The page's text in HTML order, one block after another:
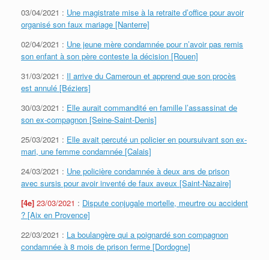
03/04/2021 : Une magistrate mise à la retraite d’office pour avoir
organisé son faux mariage [Nanterre]
02/04/2021 : Une jeune mère condamnée pour n’avoir pas remis
son enfant à son père conteste la décision [Rouen]
31/03/2021 : Il arrive du Cameroun et apprend que son procès
est annulé [Béziers]
30/03/2021 : Elle aurait commandité en famille l’assassinat de
son ex-compagnon [Seine-Saint-Denis]
25/03/2021 : Elle avait percuté un policier en poursuivant son ex-
mari, une femme condamnée [Calais]
24/03/2021 : Une policière condamnée à deux ans de prison
avec sursis pour avoir inventé de faux aveux [Saint-Nazaire]
[4e] 23/03/2021 : Dispute conjugale mortelle, meurtre ou accident
? [Aix en Provence]
22/03/2021 : La boulangère qui a poignardé son compagnon
condamnée à 8 mois de prison ferme [Dordogne]